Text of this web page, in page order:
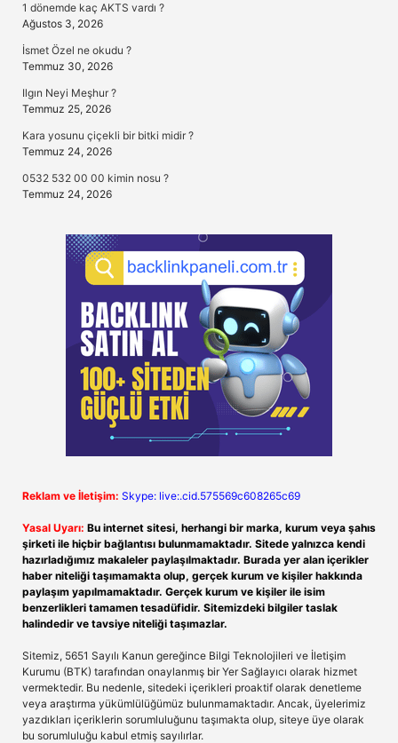
1 dönemde kaç AKTS vardı ?
Ağustos 3, 2026
İsmet Özel ne okudu ?
Temmuz 30, 2026
Ilgın Neyi Meşhur ?
Temmuz 25, 2026
Kara yosunu çiçekli bir bitki midir ?
Temmuz 24, 2026
0532 532 00 00 kimin nosu ?
Temmuz 24, 2026
Reklam ve İletişim: Skype: live:.cid.575569c608265c69
Yasal Uyarı: Bu internet sitesi, herhangi bir marka, kurum veya şahıs
şirketi ile hiçbir bağlantısı bulunmamaktadır. Sitede yalnızca kendi
hazırladığımız makaleler paylaşılmaktadır. Burada yer alan içerikler
haber niteliği taşımamakta olup, gerçek kurum ve kişiler hakkında
paylaşım yapılmamaktadır. Gerçek kurum ve kişiler ile isim
benzerlikleri tamamen tesadüfidir. Sitemizdeki bilgiler taslak
halindedir ve tavsiye niteliği taşımazlar.
Sitemiz, 5651 Sayılı Kanun gereğince Bilgi Teknolojileri ve İletişim
Kurumu (BTK) tarafından onaylanmış bir Yer Sağlayıcı olarak hizmet
vermektedir. Bu nedenle, sitedeki içerikleri proaktif olarak denetleme
veya araştırma yükümlülüğümüz bulunmamaktadır. Ancak, üyelerimiz
yazdıkları içeriklerin sorumluluğunu taşımakta olup, siteye üye olarak
bu sorumluluğu kabul etmiş sayılırlar.